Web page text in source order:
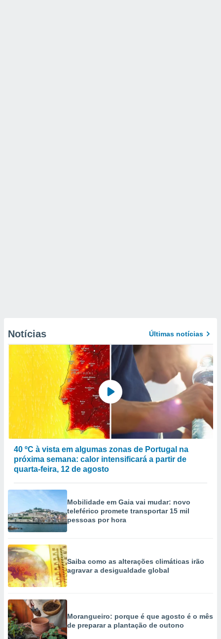
Notícias Últimas notícias
40 ºC à vista em algumas zonas de Portugal na
próxima semana: calor intensificará a partir de
quarta-feira, 12 de agosto
Mobilidade em Gaia vai mudar: novo
teleférico promete transportar 15 mil
pessoas por hora
Saiba como as alterações climáticas irão
agravar a desigualdade global
Morangueiro: porque é que agosto é o mês
de preparar a plantação de outono